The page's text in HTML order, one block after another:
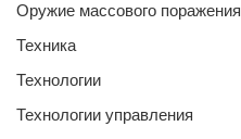
Оружие массового поражения
Техника
Технологии
Технологии управления